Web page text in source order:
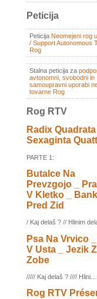
Peticija
Peticija Neomejeni rog
/ Support Autonomous
Rog
Stalna peticija za
avtonomni, svobodni in
samoupravni uporabi
tovarne Rog
Rog RTV
Radix Quadrata
Sexaginta
PARTE 1:
Butalce Na
Prevzgojo _
V Kletko _
Pred Zid
/ Kaj delaš ? // Hlinim
Psa Na Vrvico
V Usta _ Jezik
Zobe
///// Kaj delaš ? //// Hlini...
Rog RTV